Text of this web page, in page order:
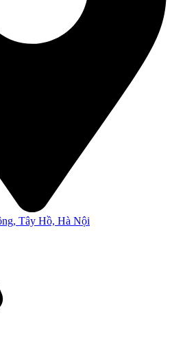
Tây Hồ, Hà Nội